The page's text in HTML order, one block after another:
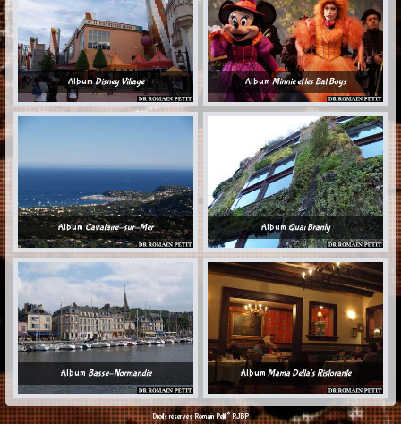
AlbumDisney Village AlbumMinnie et les Bat Boys
AlbumCavalaire-sur-Mer Album Quai Branly
Album Basse-Normandie Album Mama Della's Ristorante
Droits réservés Romain Petit©RJBP